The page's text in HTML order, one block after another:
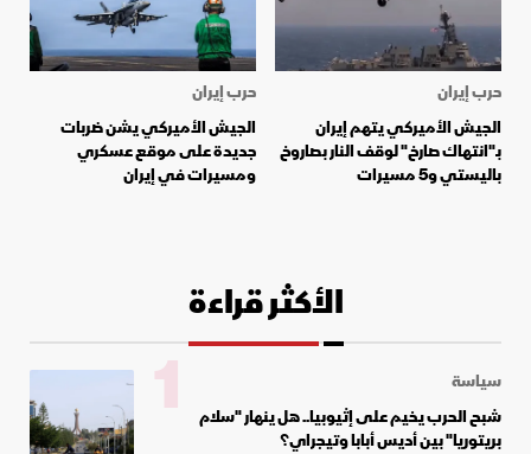
حرب إيران
الجيش الأميركي يتهم إيران
بـ"انتهاك صارخ" لوقف النار بصاروخ
باليستي و5 مسيرات
حرب إيران
الجيش الأميركي يشن ضربات
جديدة على موقع عسكري
ومسيرات في إيران
الأكثر قراءة
سياسة
شبح الحرب يخيم على إثيوبيا.. هل ينهار "سلام
بريتوريا" بين أديس أبابا وتيجراي؟
1